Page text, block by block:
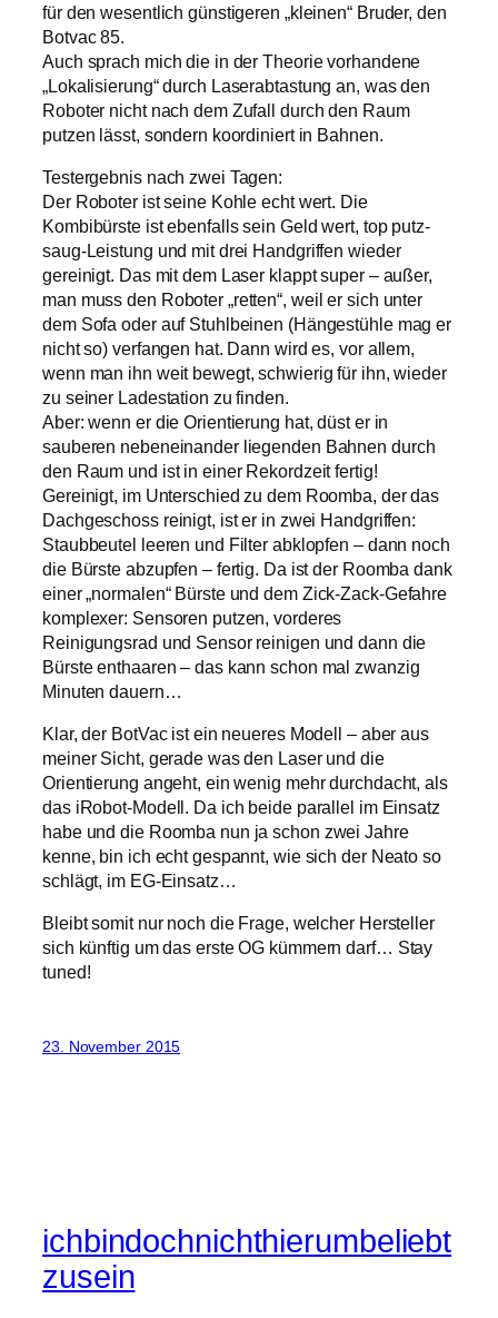
für den wesentlich günstigeren „kleinen“ Bruder, den
Botvac 85.
Auch sprach mich die in der Theorie vorhandene
„Lokalisierung“ durch Laserabtastung an, was den
Roboter nicht nach dem Zufall durch den Raum
putzen lässt, sondern koordiniert in Bahnen.
Testergebnis nach zwei Tagen:
Der Roboter ist seine Kohle echt wert. Die
Kombibürste ist ebenfalls sein Geld wert, top putz-
saug-Leistung und mit drei Handgriffen wieder
gereinigt. Das mit dem Laser klappt super – außer,
man muss den Roboter „retten“, weil er sich unter
dem Sofa oder auf Stuhlbeinen (Hängestühle mag er
nicht so) verfangen hat. Dann wird es, vor allem,
wenn man ihn weit bewegt, schwierig für ihn, wieder
zu seiner Ladestation zu finden.
Aber: wenn er die Orientierung hat, düst er in
sauberen nebeneinander liegenden Bahnen durch
den Raum und ist in einer Rekordzeit fertig!
Gereinigt, im Unterschied zu dem Roomba, der das
Dachgeschoss reinigt, ist er in zwei Handgriffen:
Staubbeutel leeren und Filter abklopfen – dann noch
die Bürste abzupfen – fertig. Da ist der Roomba dank
einer „normalen“ Bürste und dem Zick-Zack-Gefahre
komplexer: Sensoren putzen, vorderes
Reinigungsrad und Sensor reinigen und dann die
Bürste enthaaren – das kann schon mal zwanzig
Minuten dauern…
Klar, der BotVac ist ein neueres Modell – aber aus
meiner Sicht, gerade was den Laser und die
Orientierung angeht, ein wenig mehr durchdacht, als
das iRobot-Modell. Da ich beide parallel im Einsatz
habe und die Roomba nun ja schon zwei Jahre
kenne, bin ich echt gespannt, wie sich der Neato so
schlägt, im EG-Einsatz…
Bleibt somit nur noch die Frage, welcher Hersteller
sich künftig um das erste OG kümmern darf… Stay
tuned!
23. November 2015
ichbindochnichthierumbeliebt
zusein